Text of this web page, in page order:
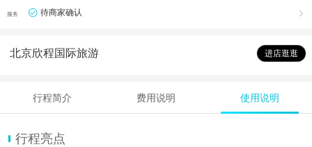
服务 待商家确认 
北京欣程国际旅游 进店逛逛
行程简介 费用说明 使用说明
行程亮点